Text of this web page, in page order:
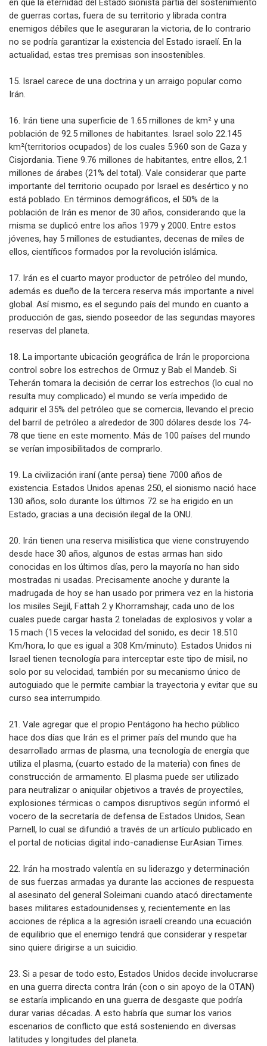
en que la eternidad del Estado sionista partía del sostenimiento
de guerras cortas, fuera de su territorio y librada contra
enemigos débiles que le aseguraran la victoria, de lo contrario
no se podría garantizar la existencia del Estado israelí. En la
actualidad, estas tres premisas son insostenibles.
15. Israel carece de una doctrina y un arraigo popular como
Irán.
16. Irán tiene una superficie de 1.65 millones de km² y una
población de 92.5 millones de habitantes. Israel solo 22.145
km²(territorios ocupados) de los cuales 5.960 son de Gaza y
Cisjordania. Tiene 9.76 millones de habitantes, entre ellos, 2.1
millones de árabes (21% del total). Vale considerar que parte
importante del territorio ocupado por Israel es desértico y no
está poblado. En términos demográficos, el 50% de la
población de Irán es menor de 30 años, considerando que la
misma se duplicó entre los años 1979 y 2000. Entre estos
jóvenes, hay 5 millones de estudiantes, decenas de miles de
ellos, científicos formados por la revolución islámica.
17. Irán es el cuarto mayor productor de petróleo del mundo,
además es dueño de la tercera reserva más importante a nivel
global. Así mismo, es el segundo país del mundo en cuanto a
producción de gas, siendo poseedor de las segundas mayores
reservas del planeta.
18. La importante ubicación geográfica de Irán le proporciona
control sobre los estrechos de Ormuz y Bab el Mandeb. Si
Teherán tomara la decisión de cerrar los estrechos (lo cual no
resulta muy complicado) el mundo se vería impedido de
adquirir el 35% del petróleo que se comercia, llevando el precio
del barril de petróleo a alrededor de 300 dólares desde los 74-
78 que tiene en este momento. Más de 100 países del mundo
se verían imposibilitados de comprarlo.
19. La civilización iraní (ante persa) tiene 7000 años de
existencia. Estados Unidos apenas 250, el sionismo nació hace
130 años, solo durante los últimos 72 se ha erigido en un
Estado, gracias a una decisión ilegal de la ONU.
20. Irán tienen una reserva misilística que viene construyendo
desde hace 30 años, algunos de estas armas han sido
conocidas en los últimos días, pero la mayoría no han sido
mostradas ni usadas. Precisamente anoche y durante la
madrugada de hoy se han usado por primera vez en la historia
los misiles Sejjil, Fattah 2 y Khorramshajr, cada uno de los
cuales puede cargar hasta 2 toneladas de explosivos y volar a
15 mach (15 veces la velocidad del sonido, es decir 18.510
Km/hora, lo que es igual a 308 Km/minuto). Estados Unidos ni
Israel tienen tecnología para interceptar este tipo de misil, no
solo por su velocidad, también por su mecanismo único de
autoguiado que le permite cambiar la trayectoria y evitar que su
curso sea interrumpido.
21. Vale agregar que el propio Pentágono ha hecho público
hace dos días que Irán es el primer país del mundo que ha
desarrollado armas de plasma, una tecnología de energía que
utiliza el plasma, (cuarto estado de la materia) con fines de
construcción de armamento. El plasma puede ser utilizado
para neutralizar o aniquilar objetivos a través de proyectiles,
explosiones térmicas o campos disruptivos según informó el
vocero de la secretaría de defensa de Estados Unidos, Sean
Parnell, lo cual se difundió a través de un artículo publicado en
el portal de noticias digital indo-canadiense EurAsian Times.
22. Irán ha mostrado valentía en su liderazgo y determinación
de sus fuerzas armadas ya durante las acciones de respuesta
al asesinato del general Soleimani cuando atacó directamente
bases militares estadounidenses y, recientemente en las
acciones de réplica a la agresión israelí creando una ecuación
de equilibrio que el enemigo tendrá que considerar y respetar
sino quiere dirigirse a un suicidio.
23. Si a pesar de todo esto, Estados Unidos decide involucrarse
en una guerra directa contra Irán (con o sin apoyo de la OTAN)
se estaría implicando en una guerra de desgaste que podría
durar varias décadas. A esto habría que sumar los varios
escenarios de conflicto que está sosteniendo en diversas
latitudes y longitudes del planeta.